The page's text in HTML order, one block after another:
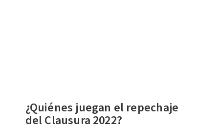
¿Quiénes juegan el repechaje
del Clausura 2022?